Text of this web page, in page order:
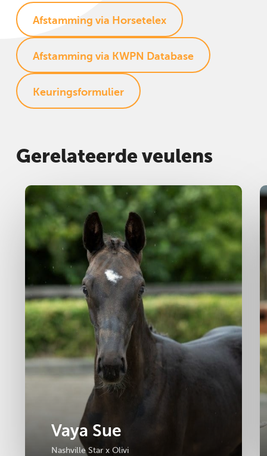
Afstamming via Horsetelex
Afstamming via KWPN Database
Keuringsformulier
Gerelateerde veulens
Merrie
Vaya Sue
Nashville Star x Olivi